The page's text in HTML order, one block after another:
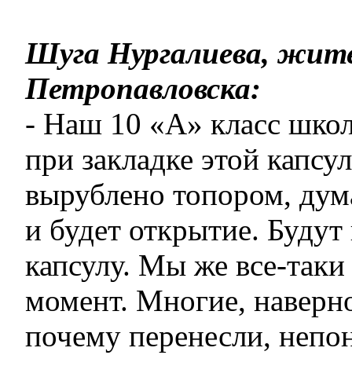
Шуга Нургалиева,
Петропавловска:
- Наш 10 «А» класс
при закладке этой
вырублено топором,
и будет открытие. Будут
капсулу. Мы же все-
момент. Многие,
почему перенесли,